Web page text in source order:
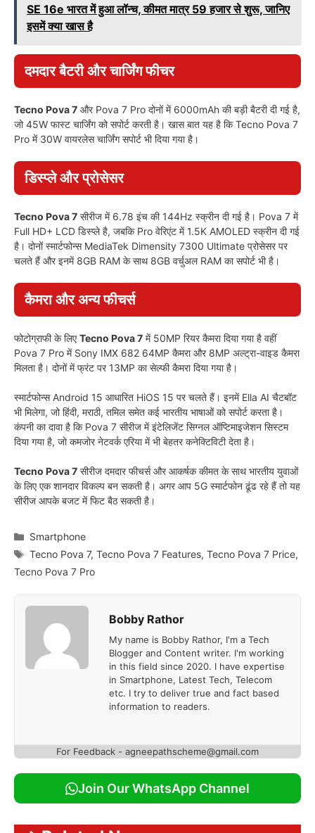
SE 16e भारत में हुआ लॉन्च, कीमत मात्र 59 हजार से शुरू, जानिए
इसमें क्या खास है
दमदार बैटरी और चार्जिंग फीचर
Tecno Pova 7 और Pova 7 Pro दोनों में 6000mAh की बड़ी बैटरी दी गई है,
जो 45W फास्ट चार्जिंग को सपोर्ट करती है। खास बात यह है कि Tecno Pova 7
Pro में 30W वायरलेस चार्जिंग सपोर्ट भी दिया गया है।
डिस्प्ले और प्रोसेसर
Tecno Pova 7 सीरीज में 6.78 इंच की 144Hz स्क्रीन दी गई है। Pova 7 में
Full HD+ LCD डिस्प्ले है, जबकि Pro वेरिएंट में 1.5K AMOLED स्क्रीन दी गई
है। दोनों स्मार्टफोन्स MediaTek Dimensity 7300 Ultimate प्रोसेसर पर
चलते हैं और इनमें 8GB RAM के साथ 8GB वर्चुअल RAM का सपोर्ट भी है।
कैमरा और अन्य फीचर्स
फोटोग्राफी के लिएTecno Pova 7 में 50MP रियर कैमरा दिया गया है वहीं
Pova 7 Pro में Sony IMX 682 64MP कैमरा और 8MP अल्ट्रा-वाइड कैमरा
मिलता है। दोनों में फ्रंट पर 13MP का सेल्फी कैमरा दिया गया है।
स्मार्टफोन्स Android 15 आधारित HiOS 15 पर चलते हैं। इनमें Ella AI चैटबॉट
भी मिलेगा, जो हिंदी, मराठी, तमिल समेत कई भारतीय भाषाओं को सपोर्ट करता है।
कंपनी का दावा है कि Pova 7 सीरीज में इंटेलिजेंट सिग्नल ऑप्टिमाइजेशन सिस्टम
दिया गया है, जो कमजोर नेटवर्क एरिया में भी बेहतर कनेक्टिविटी देता है।
Tecno Pova 7 सीरीज दमदार फीचर्स और आकर्षक कीमत के साथ भारतीय युवाओं
के लिए एक शानदार विकल्प बन सकती है। अगर आप 5G स्मार्टफोन ढूंढ रहे हैं तो यह
सीरीज आपके बजट में फिट बैठ सकती है।
Categories
Smartphone
Tags
Tecno Pova 7,Tecno Pova 7 Features,Tecno Pova 7 Price,
Tecno Pova 7 Pro
Bobby Rathor
My name is Bobby Rathor, I'm a Tech
Blogger and Content writer. I'm working
in this field since 2020. I have expertise
in Smartphone, Latest Tech, Telecom
etc. I try to deliver true and fact based
information to readers.
For Feedback - agneepathscheme@gmail.com
Join Our WhatsApp Channel